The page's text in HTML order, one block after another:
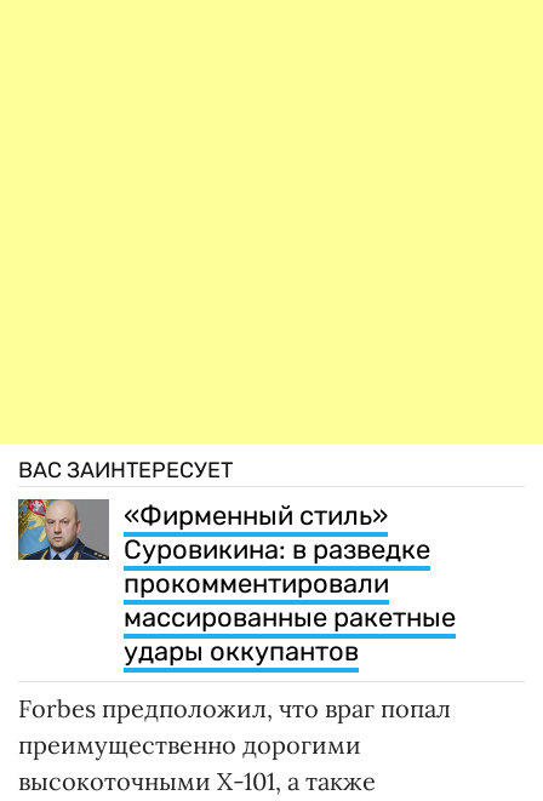
ВАС ЗАИНТЕРЕСУЕТ
«Фирменный стиль»
Суровикина: в разведке
прокомментировали
массированные ракетные
удары оккупантов
Forbes предположил, что враг попал
преимущественно дорогими
высокоточными Х-101, а также